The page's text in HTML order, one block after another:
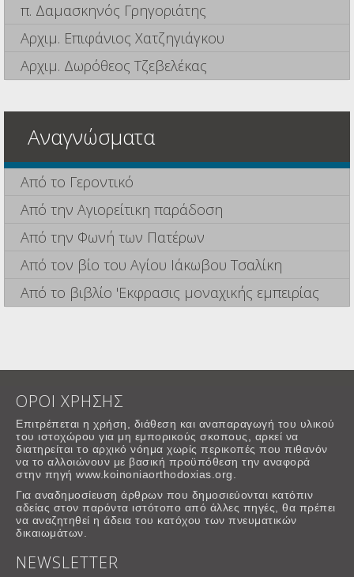
π. Δαμασκηνός Γρηγοριάτης
Αρχιμ. Επιφάνιος Χατζηγιάγκου
Αρχιμ. Δωρόθεος Τζεβελέκας
Αναγνώσματα
Από το Γεροντικό
Από την Αγιορείτικη παράδοση
Από την Φωνή των Πατέρων
Από τον βίο του Αγίου Ιάκωβου Τσαλίκη
Από το βιβλίο 'Εκφρασις μοναχικής εμπειρίας
ΟΡΟΙ ΧΡΗΣΗΣ
Επιτρέπεται η χρήση, διάθεση και αναπαραγωγή του υλικού
του ιστοχώρου για μη εμπορικούς σκοπους, αρκεί να
διατηρείται το αρχικό νόημα χωρίς περικοπές που πιθανόν
να το αλλοιώνουν με βασική προϋπόθεση την αναφορά
στην πηγή www.koinoniaorthodoxias.org.
Για αναδημοσίευση άρθρων που δημοσιεύονται κατόπιν
αδείας στον παρόντα ιστότοπο από άλλες πηγές, θα πρέπει
να αναζητηθεί η άδεια του κατόχου των πνευματικών
δικαιωμάτων.
NEWSLETTER